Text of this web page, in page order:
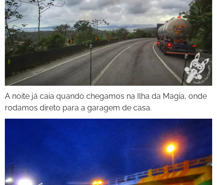
A noite já caia quando chegamos na Ilha da Magia, onde
rodamos direto para a garagem de casa.